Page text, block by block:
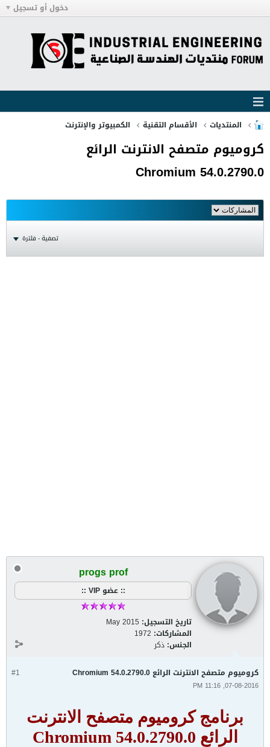
دخول أو تسجيل
المنتديات الأقسام التقنية الكمبيوتر والإنترنت
كروميوم متصفح الانترنت الرائع
Chromium 54.0.2790.0
تصفية - فلترة
progs prof
:: عضو VIP ::
تاريخ التسجيل: May 2015
المشاركات: 1972
الجنس: ذكر
#1 كروميوم متصفح الانترنت الرائع Chromium 54.0.2790.0
07-08-2016, 11:16 PM
برنامج كروميوم متصفح الانترنت
الرائع Chromium 54.0.2790.0